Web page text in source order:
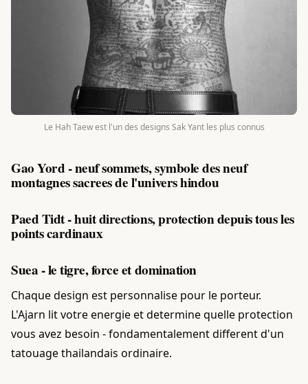
Le Hah Taew est l'un des designs Sak Yant les plus connus
Gao Yord - neuf sommets, symbole des neuf
montagnes sacrees de l'univers hindou
Paed Tidt - huit directions, protection depuis tous les
points cardinaux
Suea - le tigre, force et domination
Chaque design est personnalise pour le porteur.
L'Ajarn lit votre energie et determine quelle protection
vous avez besoin - fondamentalement different d'un
tatouage thailandais ordinaire.